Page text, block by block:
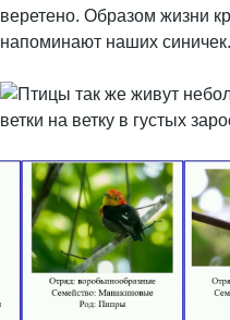
веретено. Образом жизни
напоминают наших синичек.